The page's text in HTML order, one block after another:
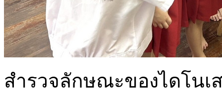
สำรวจลักษณะของไดโนเ